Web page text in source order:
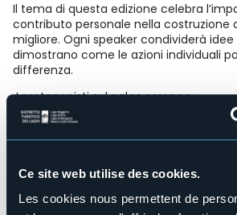
Ce site web utilise des cookies.
Les cookies nous permettent de
Il tema di questa edizione celebra
contributo personale nella costruzione
migliore. Ogni speaker condividerà
dimostrano come le azioni individuali
differenza.
I protagonisti sul palco saranno:
Penelope Mirotti
– Cos'è la
cronica?
l’uomo?
reso umani